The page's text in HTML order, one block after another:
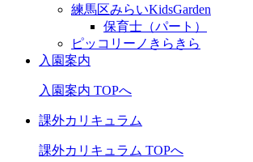
練馬区みらいKidsGarden
保育士（パート）
ピッコリーノきらきら
入園案内
入園案内 TOPへ
課外カリキュラム
課外カリキュラム TOPへ